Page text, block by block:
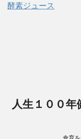
酵素ジュース
人生１００